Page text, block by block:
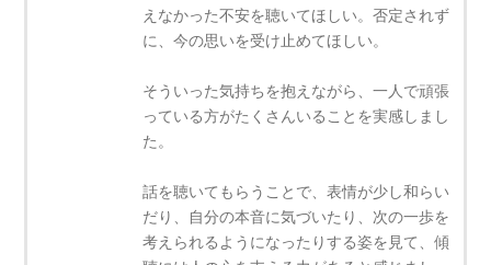
えなかった不安を聴いてほしい。否定されず
に、今の思いを受け止めてほしい。
そういった気持ちを抱えながら、一人で頑張
っている方がたくさんいることを実感しまし
た。
話を聴いてもらうことで、表情が少し和らい
だり、自分の本音に気づいたり、次の一歩を
考えられるようになったりする姿を見て、傾